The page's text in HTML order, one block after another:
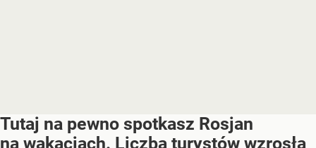
Tutaj na pewno spotkasz Rosjan
na wakacjach. Liczba turystów wzrosła